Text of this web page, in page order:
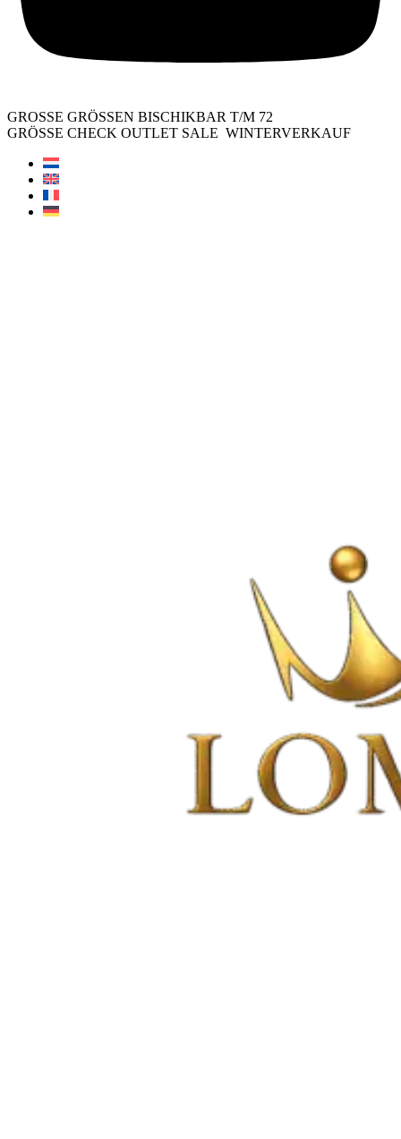
GROSSE GRÖSSEN BISCHIKBAR T/M 72
GRÖSSE CHECK OUTLET SALE WINTERVERKAUF